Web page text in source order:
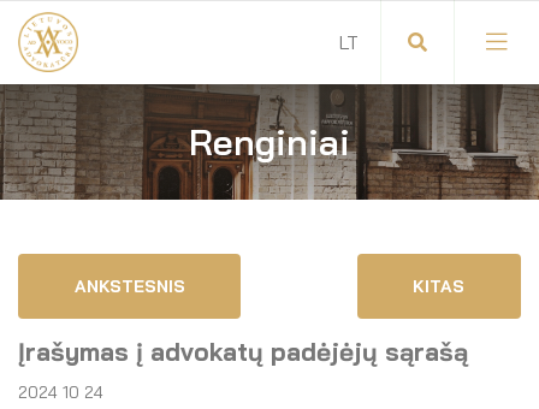
Visuotinis advokatų susirinkimas
Advokatų tarybos pirmininkas
Advokatų taryba
Komitetai
Garbės teismas
Savitarna
Savivaldos teisės aktai
Dokumentų atmintinė
Renginiai
ANKSTESNIS KITAS
Įrašymas į advokatų padėjėjų sąrašą
2024 10 24